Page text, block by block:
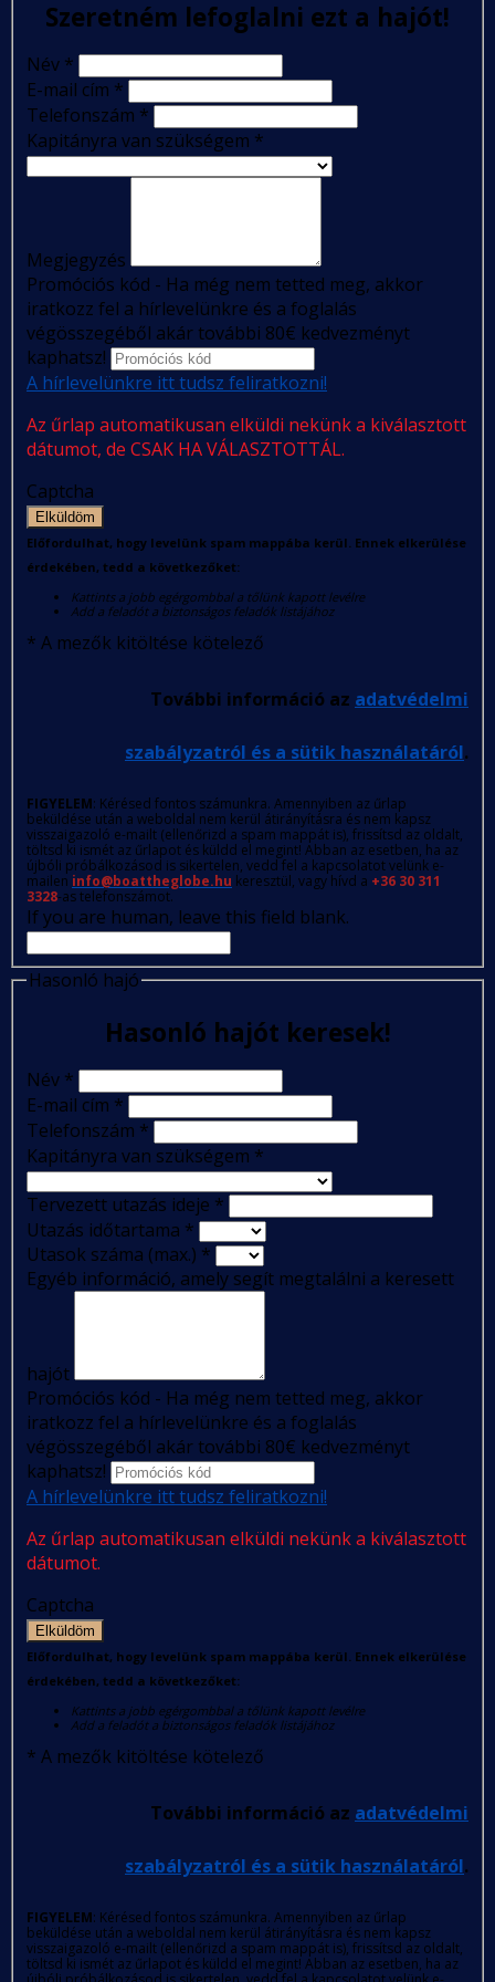
Szeretném lefoglalni ezt a hajót!
Név *
E-mail cím *
Telefonszám *
Kapitányra van szükségem *
Megjegyzés
Promóciós kód - Ha még nem tetted meg, akkor
iratkozz fel a hírlevelünkre és a foglalás
végösszegéből akár további 80€ kedvezményt
kaphatsz!
A hírlevelünkre itt tudsz feliratkozni!
Az űrlap automatikusan elküldi nekünk a kiválasztott
dátumot, de CSAK HA VÁLASZTOTTÁL.
Captcha
Elküldöm
Előfordulhat, hogy levelünk spam mappába kerül. Ennek elkerülése
érdekében, tedd a következőket:
Kattints a jobb egérgombbal a tőlünk kapott levélre
Add a feladót a biztonságos feladók listájához
* A mezők kitöltése kötelező
További információ az adatvédelmi
szabályzatról és a sütik használatáról.
FIGYELEM: Kérésed fontos számunkra. Amennyiben az űrlap
beküldése után a weboldal nem kerül átirányításra és nem kapsz
visszaigazoló e-mailt (ellenőrizd a spam mappát is), frissítsd az oldalt,
töltsd ki ismét az űrlapot és küldd el megint! Abban az esetben, ha az
újbóli próbálkozásod is sikertelen, vedd fel a kapcsolatot velünk e-
mailen info@boattheglobe.hu keresztül, vagy hívd a +36 30 311
3328-as telefonszámot.
If you are human, leave this field blank.
Hasonló hajó
Hasonló hajót keresek!
Név *
E-mail cím *
Telefonszám *
Kapitányra van szükségem *
Tervezett utazás ideje *
Utazás időtartama *
Utasok száma (max.) *
Egyéb információ, amely segít megtalálni a keresett
hajót
Promóciós kód - Ha még nem tetted meg, akkor
iratkozz fel a hírlevelünkre és a foglalás
végösszegéből akár további 80€ kedvezményt
kaphatsz!
A hírlevelünkre itt tudsz feliratkozni!
Az űrlap automatikusan elküldi nekünk a kiválasztott
dátumot.
Captcha
Elküldöm
Előfordulhat, hogy levelünk spam mappába kerül. Ennek elkerülése
érdekében, tedd a következőket:
Kattints a jobb egérgombbal a tőlünk kapott levélre
Add a feladót a biztonságos feladók listájához
* A mezők kitöltése kötelező
További információ az adatvédelmi
szabályzatról és a sütik használatáról.
FIGYELEM: Kérésed fontos számunkra. Amennyiben az űrlap
beküldése után a weboldal nem kerül átirányításra és nem kapsz
visszaigazoló e-mailt (ellenőrizd a spam mappát is), frissítsd az oldalt,
töltsd ki ismét az űrlapot és küldd el megint! Abban az esetben, ha az